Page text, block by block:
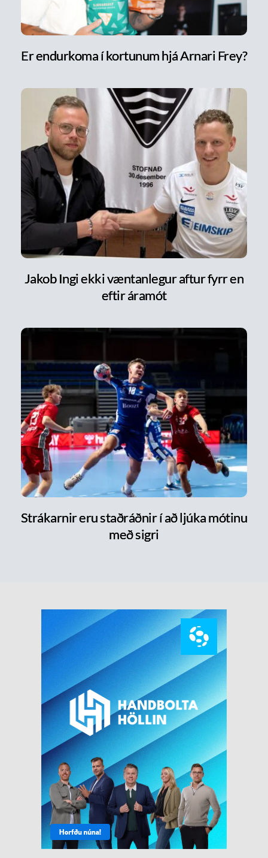
Er endurkoma í kortunum hjá Arnari Frey?
Jakob Ingi ekki væntanlegur aftur fyrr en
eftir áramót
Strákarnir eru staðráðnir í að ljúka mótinu
með sigri